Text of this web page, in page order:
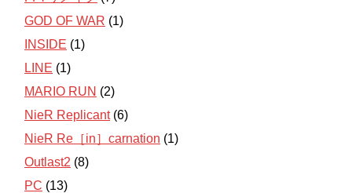
GOD OF WAR (1)
INSIDE (1)
LINE (1)
MARIO RUN (2)
NieR Replicant(6)
NieR Re［in］carnation (1)
Outlast2 (8)
PC (13)